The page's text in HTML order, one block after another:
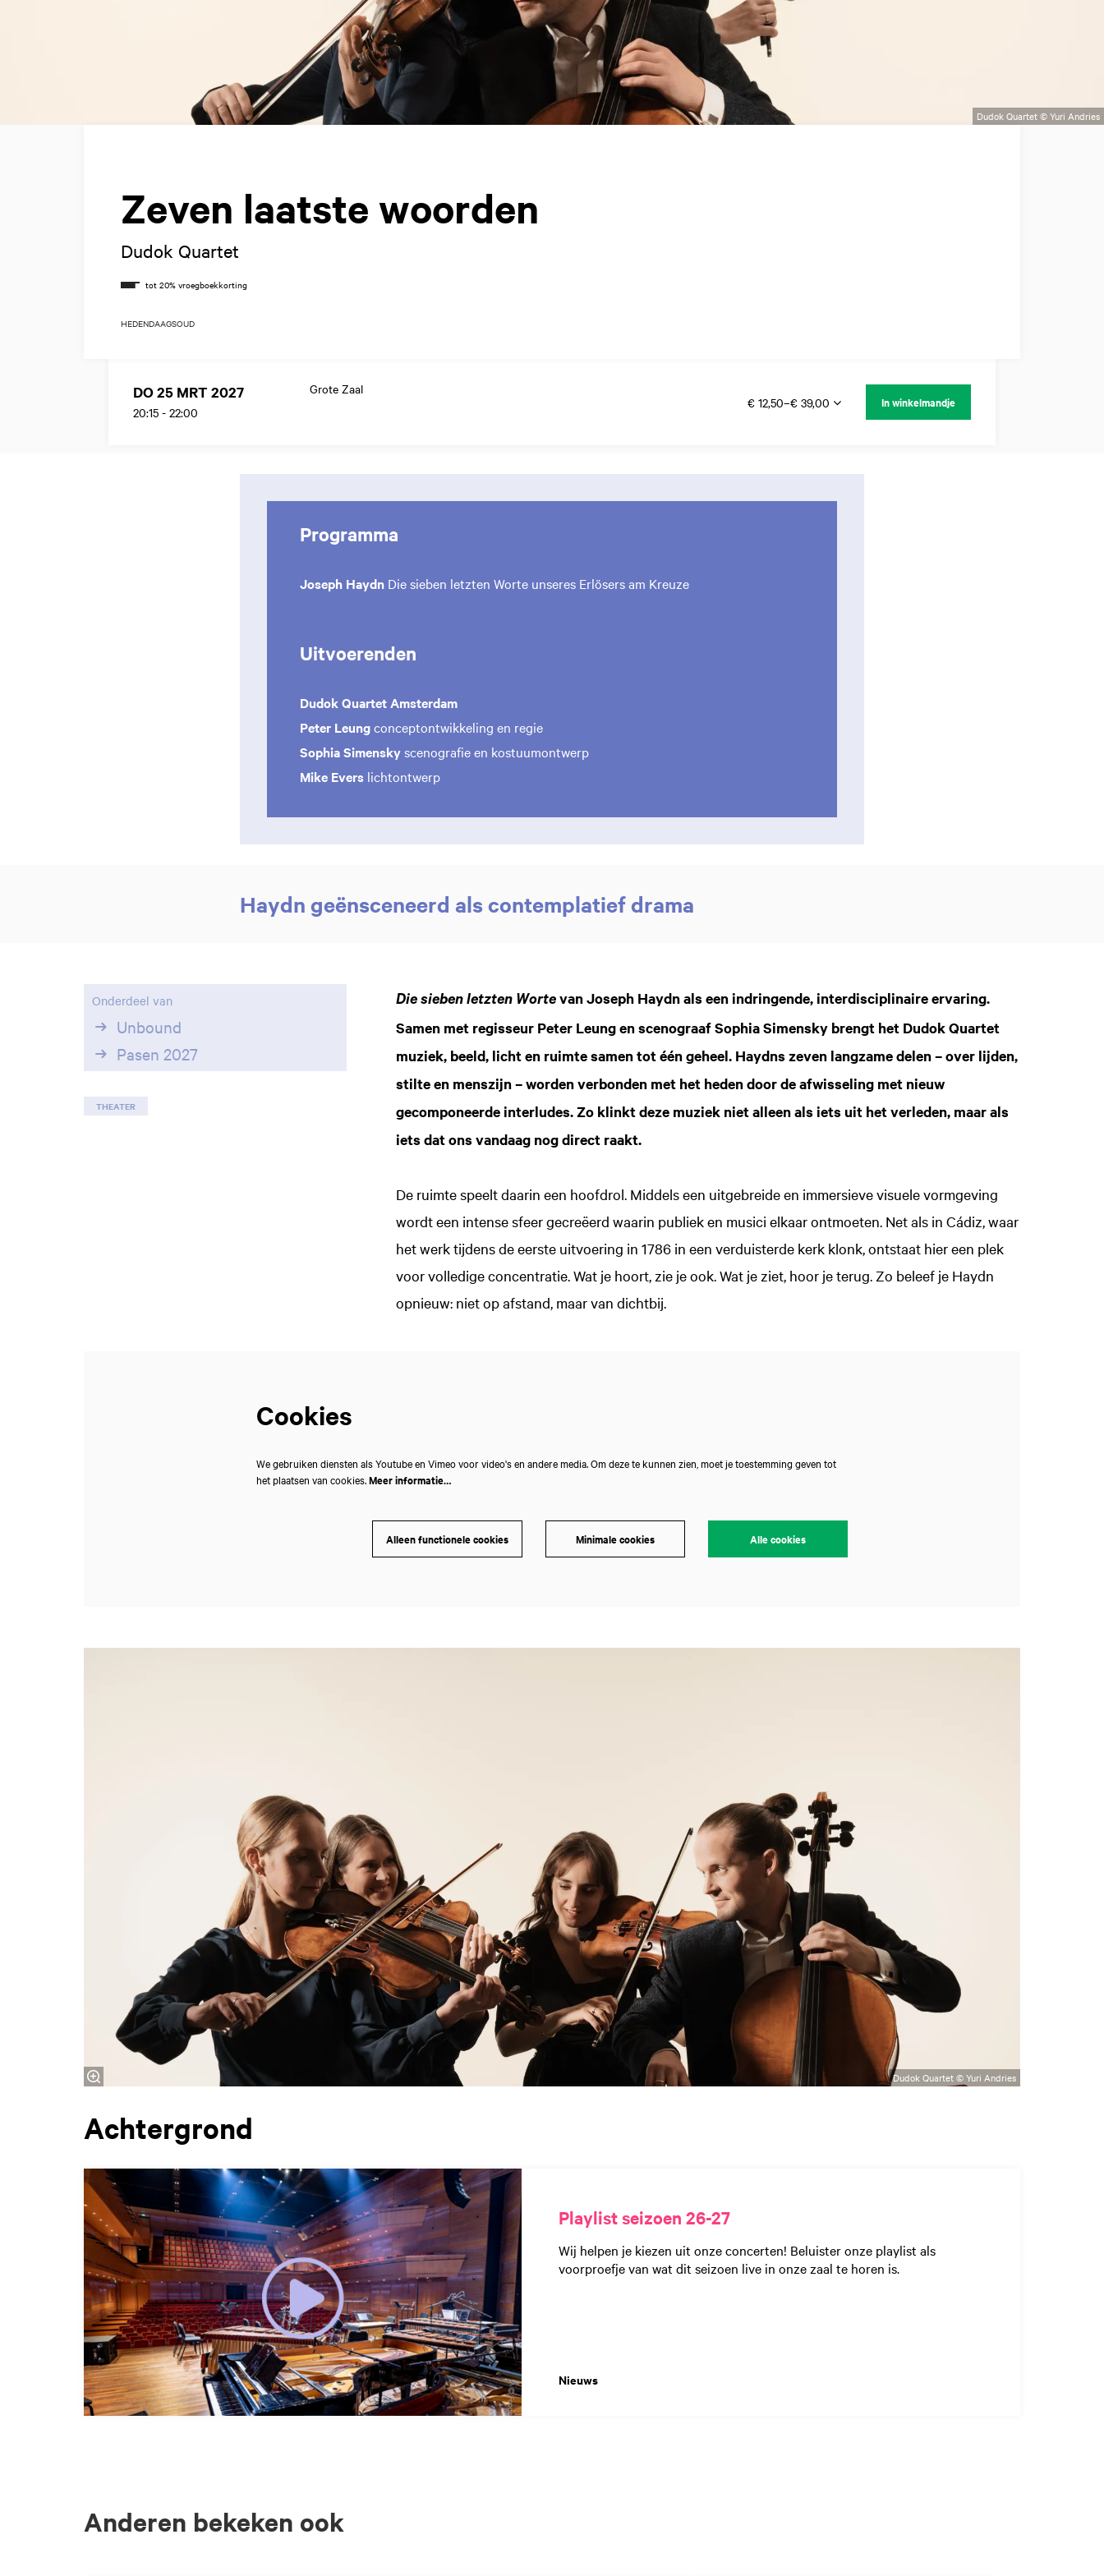
Dudok Quartet © Yuri Andries
Zeven laatste woorden
Dudok Quartet
HEDENDAAGSOUD
DO 25 MRT 2027
20:15 - 22:00
Grote Zaal
€ 12,50–€ 39,00
In winkelmandje
Programma
Joseph Haydn Die sieben letzten Worte unseres Erlösers am Kreuze
Uitvoerenden
Dudok Quartet Amsterdam
Peter Leungconceptontwikkeling en regie
Sophia Simenskyscenografie en kostuumontwerp
Mike Evers lichtontwerp
Haydn geënsceneerd als contemplatief drama
Die sieben letzten Wortevan Joseph Haydn als een indringende, interdisciplinaire ervaring.
Samen met regisseur Peter Leung en scenograaf Sophia Simensky brengt het Dudok Quartet
muziek, beeld, licht en ruimte samen tot één geheel. Haydns zeven langzame delen – over lijden,
stilte en menszijn – worden verbonden met het heden door de afwisseling met nieuw
gecomponeerde interludes. Zo klinkt deze muziek niet alleen als iets uit het verleden, maar als
iets dat ons vandaag nog direct raakt.
De ruimte speelt daarin een hoofdrol. Middels een uitgebreide en immersieve visuele vormgeving
wordt een intense sfeer gecreëerd waarin publiek en musici elkaar ontmoeten. Net als in Cádiz, waar
het werk tijdens de eerste uitvoering in 1786 in een verduisterde kerk klonk, ontstaat hier een plek
voor volledige concentratie. Wat je hoort, zie je ook. Wat je ziet, hoor je terug. Zo beleef je Haydn
opnieuw: niet op afstand, maar van dichtbij.
Onderdeel van
Unbound
Pasen 2027
THEATER
Cookies
We gebruiken diensten als Youtube en Vimeo voor video's en andere media. Om deze te kunnen zien, moet je toestemming geven tot
het plaatsen van cookies.Meer informatie…
Alleen functionele cookies Minimale cookies Alle cookies
Dudok Quartet © Yuri Andries
Achtergrond
Playlist seizoen 26-27
Wij helpen je kiezen uit onze concerten! Beluister onze playlist als
voorproefje van wat dit seizoen live in onze zaal te horen is.
Nieuws
Anderen bekeken ook